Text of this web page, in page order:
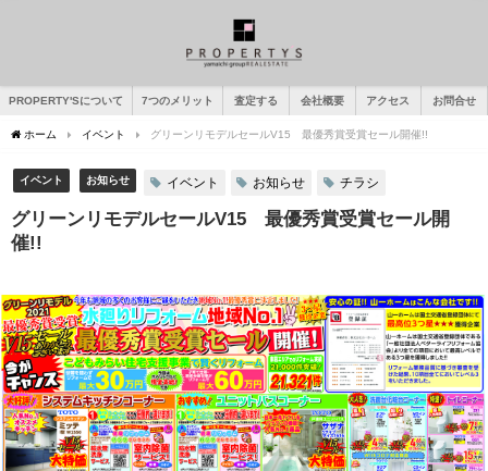
PROPERTY'Sについて 7つのメリット 査定する 会社概要 アクセス お問合せ
ホーム イベント グリーンリモデルセールV15 最優秀賞受賞セール開催!!
イベント お知らせ イベント お知らせ チラシ
グリーンリモデルセールV15 最優秀賞受賞セール開
催!!